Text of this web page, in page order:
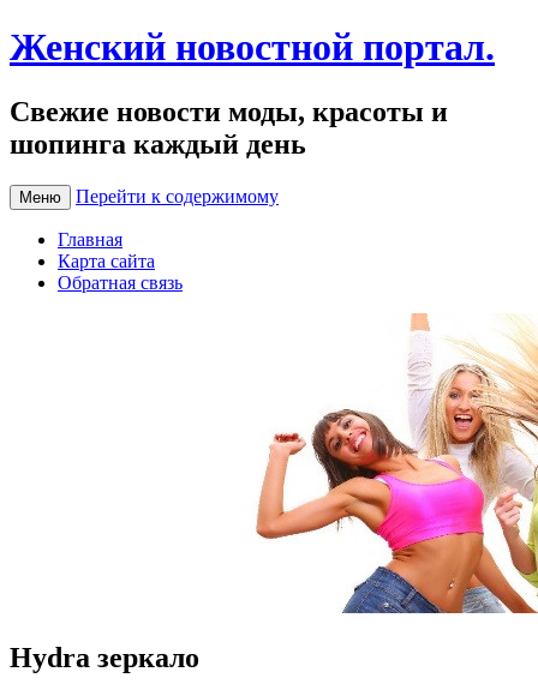
Женский новостной портал.
Свежие новости моды, красоты и
шопинга каждый день
Меню Перейти к содержимому
Главная
Карта сайта
Обратная связь
Hydra зеркало